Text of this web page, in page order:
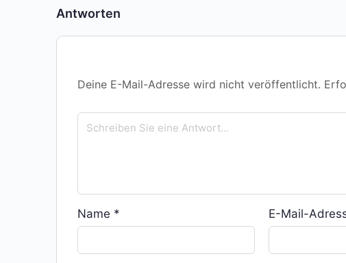
Antworten
Deine E-Mail-Adresse wird nicht veröffentlicht.
Name * E-Mail-